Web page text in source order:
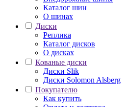
Каталог шин
О шинах
Диски
Реплика
Каталог дисков
О дисках
Кованые диски
Диски Slik
Диски Solomon Alsberg
Покупателю
Как купить